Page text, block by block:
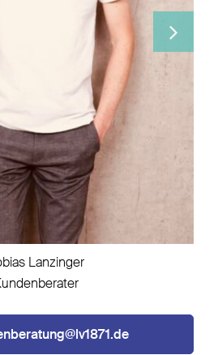
Lanzinger